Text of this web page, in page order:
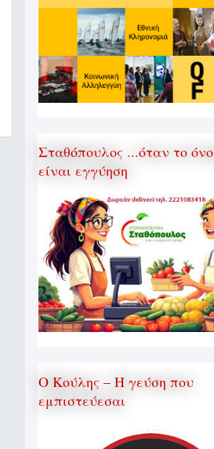
Σταθόπουλος ...όταν το
είναι εγγύηση
Ο Κούλης – Η γεύση που
εμπιστεύεσαι